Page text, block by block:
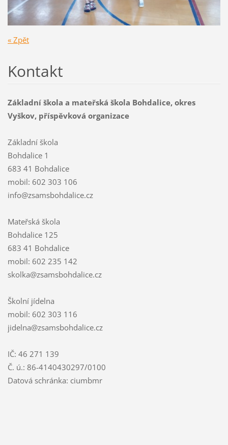
« Zpět
Kontakt
Základní škola a mateřská škola Bohdalice, okres
Vyškov, příspěvková organizace
Základní škola
Bohdalice 1
683 41 Bohdalice
mobil: 602 303 106
info@zsamsbohdalice.cz
Mateřská škola
Bohdalice 125
683 41 Bohdalice
mobil: 602 235 142
skolka@zsamsbohdalice.cz
Školní jídelna
mobil: 602 303 116
jidelna@zsamsbohdalice.cz
IČ: 46 271 139
Č. ú.: 86-4140430297/0100
Datová schránka: ciumbmr